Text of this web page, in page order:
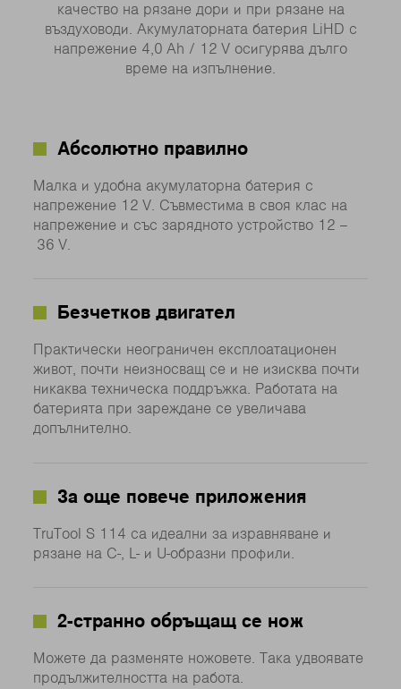
качество на рязане дори и при рязане на
въздуховоди. Акумулаторната батерия LiHD с
напрежение 4,0 Ah / 12 V осигурява дълго
време на изпълнение.
Абсолютно правилно
Малка и удобна акумулаторна батерия с
напрежение 12 V. Съвместима в своя клас на
напрежение и със зарядното устройство 12 –
36 V.
Безчетков двигател
Практически неограничен експлоатационен
живот, почти неизносващ се и не изисква почти
никаква техническа поддръжка. Работата на
батерията при зареждане се увеличава
допълнително.
За още повече приложения
TruTool S 114 са идеални за изравняване и
рязане на C-, L- и U-образни профили.
2-странно обръщащ се нож
Можете да разменяте ножовете. Така удвоявате
продължителността на работа.